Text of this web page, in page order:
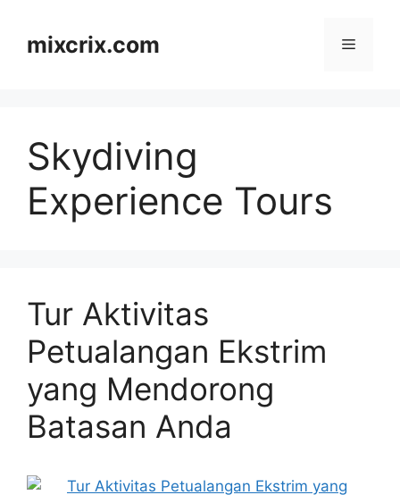
contentmixcrix.com Menu
Skydiving
Experience Tours
Tur Aktivitas
Petualangan Ekstrim
yang Mendorong
Batasan Anda